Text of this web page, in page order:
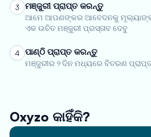
3 ମଞ୍ଜୁରୀ ପ୍ରାପ୍ତ କରନ୍ତୁ
ଆମେ ଆପଣଙ୍କର ଆବେଦନକୁ
ଏକ ଉଚିତ ମଞ୍ଜୁରୀ ପ୍ରସ୍ତାବ ଦେବୁ
4 ପାଣ୍ଠି ପ୍ରାପ୍ତ କରନ୍ତୁ
ମଞ୍ଜୁରୀର ୨ ଦିନ ମଧ୍ୟରେ ବିତରଣ
Oxyzo କାହିଁକି?